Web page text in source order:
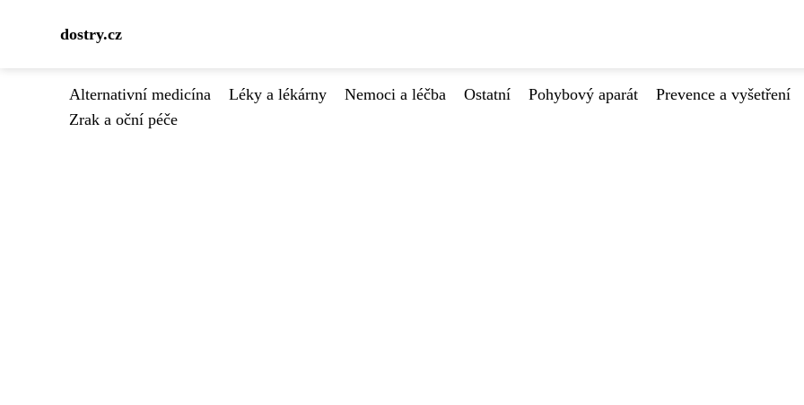
dostry.cz
Alternativní medicína Léky a lékárny Nemoci a léčba Ostatní Pohybový aparát Prevence a vyšetření
Zrak a oční péče